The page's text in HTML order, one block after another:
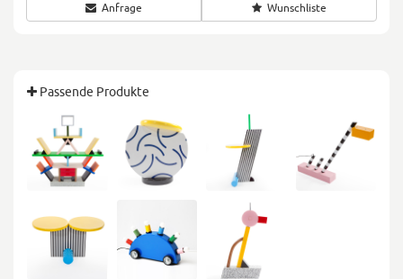
Anfrage Wunschliste
Passende Produkte